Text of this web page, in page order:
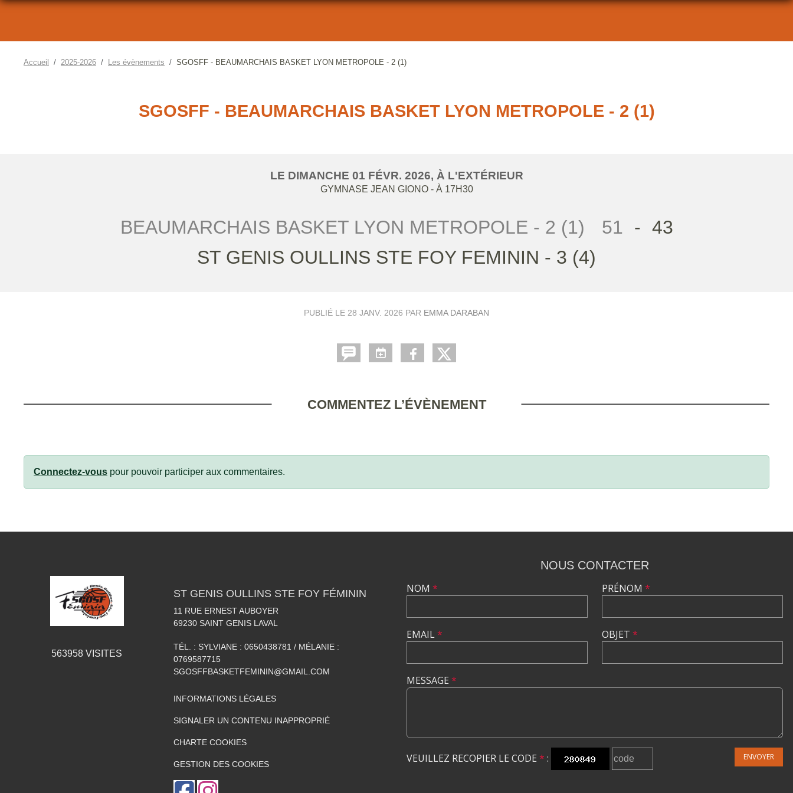
Accueil 2025-2026 Les évènements SGOSFF - BEAUMARCHAIS BASKET LYON METROPOLE - 2 (1)
SGOSFF - BEAUMARCHAIS BASKET LYON METROPOLE - 2 (1)
LE DIMANCHE 01 FÉVR. 2026, À L'EXTÉRIEUR
GYMNASE JEAN GIONO - À 17H30
BEAUMARCHAIS BASKET LYON METROPOLE - 2 (1) 51 - 43
ST GENIS OULLINS STE FOY FEMININ - 3 (4)
PUBLIÉ LE 28 JANV. 2026 PAR EMMA DARABAN
COMMENTEZ L’ÉVÈNEMENT
Connectez-vous pour pouvoir participer aux commentaires.
563958 VISITES
ST GENIS OULLINS STE FOY FÉMININ
11 RUE ERNEST AUBOYER
69230 SAINT GENIS LAVAL
TÉL. : SYLVIANE : 0650438781 / MÉLANIE :
0769587715
SGOSFFBASKETFEMININ@GMAIL.COM
INFORMATIONS LÉGALES
SIGNALER UN CONTENU INAPPROPRIÉ
CHARTE COOKIES
GESTION DES COOKIES
NOUS CONTACTER
NOM *
EMAIL*
PRÉNOM *
OBJET *
MESSAGE *
VEUILLEZ RECOPIER LE CODE * : ENVOYER